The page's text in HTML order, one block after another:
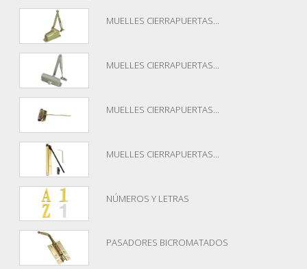
MUELLES CIERRAPUERTAS...
MUELLES CIERRAPUERTAS...
MUELLES CIERRAPUERTAS...
MUELLES CIERRAPUERTAS...
NÚMEROS Y LETRAS
PASADORES BICROMATADOS